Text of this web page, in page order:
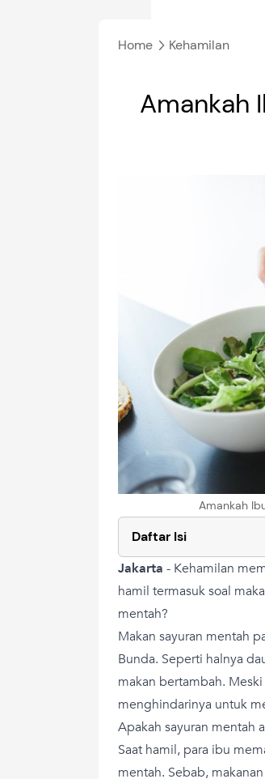
Home
Kehamilan
Amankah
Amankah
Daftar Isi
Jakarta - Kehamilan
hamil termasuk soal
mentah?
Makan sayuran mentah
Bunda. Seperti halnya
makan bertambah.
menghindarinya untuk
Apakah sayuran mentah
Saat hamil, para ibu
mentah. Sebab,